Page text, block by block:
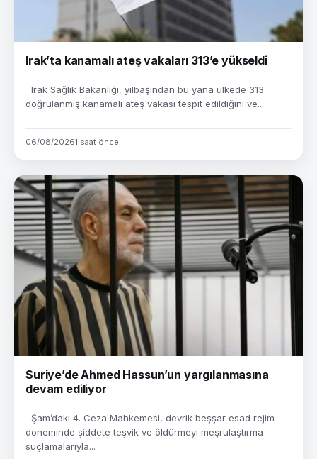
Irak’ta kanamalı ateş vakaları 313’e yükseldi
Irak Sağlık Bakanlığı, yılbaşından bu yana ülkede 313
doğrulanmış kanamalı ateş vakası tespit edildiğini ve...
06/08/20261 saat önce
Suriye’de Ahmed Hassun’un yargılanmasına
devam ediliyor
Şam’daki 4. Ceza Mahkemesi, devrik beşşar esad rejim
döneminde şiddete teşvik ve öldürmeyi meşrulaştırma
suçlamalarıyla...